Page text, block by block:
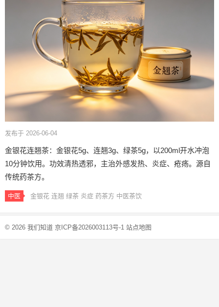
发布于 2026-06-04
金银花连翘茶：金银花5g、连翘3g、绿茶5g，以200ml开水冲泡
10分钟饮用。功效清热透邪，主治外感发热、炎症、疮疡。源自
传统药茶方。
中医 金银花 连翘 绿茶 炎症 药茶方 中医茶饮
© 2026 我们知道 京ICP备2026003113号-1 站点地图